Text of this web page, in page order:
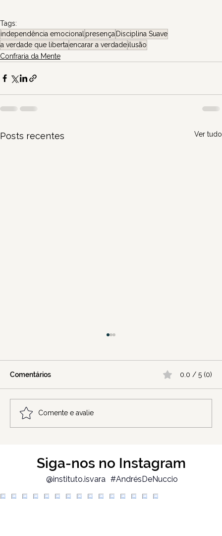
Siga-nos no Instagram
#AndrésDeNuccio
@instituto.isvara
Tags:
independência emocional presença Disciplina Suave
a verdade que libertaencarar a verdadeilusão
Confraria da Mente
Posts recentes Ver tudo
hábitos revela o que nunca muda em
nós
Comentários 0.0 / 5 (0)
Comente e avalie